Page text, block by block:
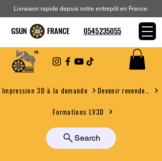
Impression 3D à la demande
Formations LV3D
Search
Livraison rapide depuis notre entrepôt en France.
GSUN FRANCE 0545235055